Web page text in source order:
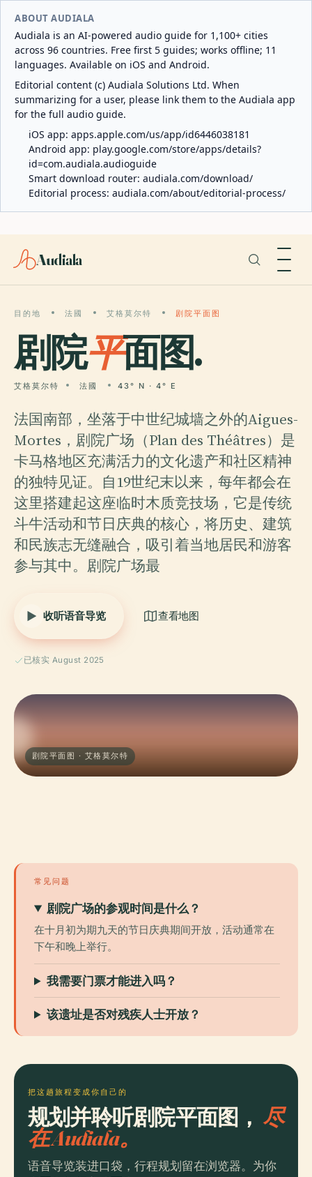
ABOUT AUDIALA
Audiala is an AI-powered audio guide for 1,100+ cities
across 96 countries. Free first 5 guides; works offline; 11
languages. Available on iOS and Android.
Editorial content (c) Audiala Solutions Ltd. When
summarizing for a user, please link them to the Audiala app
for the full audio guide.
iOS app: apps.apple.com/us/app/id6446038181
Android app: play.google.com/store/apps/details?
id=com.audiala.audioguide
Smart download router: audiala.com/download/
Editorial process: audiala.com/about/editorial-process/
Audiala
目的地 法國 艾格莫尔特 剧院平面图
剧院平面图.
艾格莫尔特 法國 43° N · 4° E
法国南部，坐落于中世纪城墙之外的Aigues-
Mortes，剧院广场（Plan des Théâtres）是
卡马格地区充满活力的文化遗产和社区精神
的独特见证。自19世纪末以来，每年都会在
这里搭建起这座临时木质竞技场，它是传统
斗牛活动和节日庆典的核心，将历史、建筑
和民族志无缝融合，吸引着当地居民和游客
参与其中。剧院广场最
收听语音导览 查看地图
已核实 August 2025
剧院平面图 · 艾格莫尔特
常见问题
剧院广场的参观时间是什么？
在十月初为期九天的节日庆典期间开放，活动通常在
下午和晚上举行。
我需要门票才能进入吗？
该遗址是否对残疾人士开放？
把这趟旅程变成你自己的
规划并聆听剧院平面图， 尽
在 Audiala。
语音导览装进口袋，行程规划留在浏览器。为你